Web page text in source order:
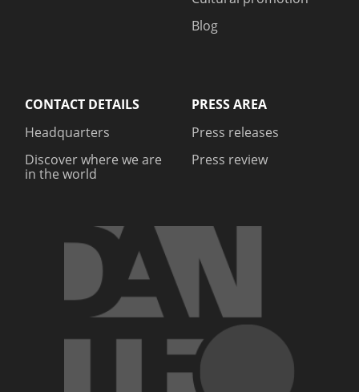
Blog
CONTACT DETAILS
Headquarters
Discover where we are
in the world
PRESS AREA
Press releases
Press review